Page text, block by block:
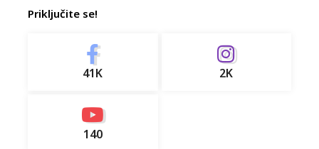
Priključite se!
41K 2K
140